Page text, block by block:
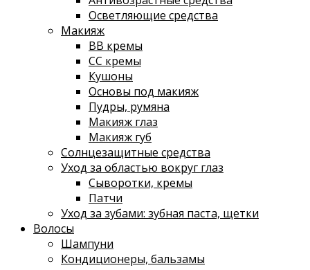
Осветляющие средства
Макияж
ВВ кремы
СС кремы
Кушоны
Основы под макияж
Пудры, румяна
Макияж глаз
Макияж губ
Солнцезащитные средства
Уход за областью вокруг глаз
Сыворотки, кремы
Патчи
Уход за зубами: зубная паста, щетки
Волосы
Шампуни
Кондиционеры, бальзамы